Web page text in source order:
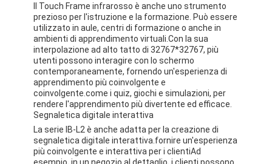
Il Touch Frame infrarosso è anche uno strumento
prezioso per l'istruzione e la formazione. Può essere
utilizzato in aule, centri di formazione o anche in
ambienti di apprendimento virtuali.Con la sua
interpolazione ad alto tatto di 32767*32767, più
utenti possono interagire con lo schermo
contemporaneamente, fornendo un'esperienza di
apprendimento più coinvolgente e
coinvolgente.come i quiz, giochi e simulazioni, per
rendere l'apprendimento più divertente ed efficace.
Segnaletica digitale interattiva
La serie IB-L2 è anche adatta per la creazione di
segnaletica digitale interattiva.fornire un'esperienza
più coinvolgente e interattiva per i clientiAd
esempio, in un negozio al dettaglio, i clienti possono